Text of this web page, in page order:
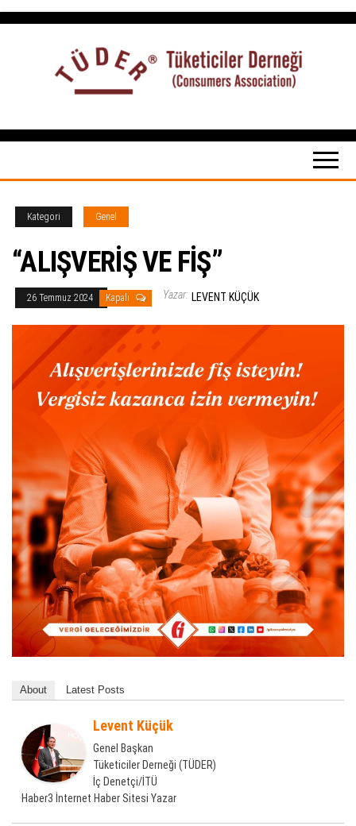
İçeriğe
Tüketiciler
tuketicilerdernegi.org.tr
Kategori Genel
“ALIŞVERİŞ VE FİŞ”
26 Temmuz 2024 Kapalı Yazar: LEVENT KÜÇÜK
About Latest Posts
Levent Küçük
Genel Başkan
Tüketiciler Derneği (TÜDER)
İç Denetçi/İTÜ
Haber3 İnternet Haber Sitesi Yazar